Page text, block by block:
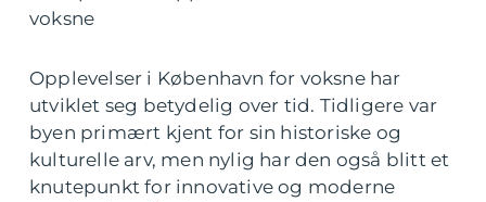
voksne
Opplevelser i København for voksne har
utviklet seg betydelig over tid. Tidligere var
byen primært kjent for sin historiske og
kulturelle arv, men nylig har den også blitt et
knutepunkt for innovative og moderne